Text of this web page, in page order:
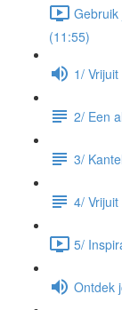
(11:55)
1/
2/ Een
3/
4/
5/
Ontdek